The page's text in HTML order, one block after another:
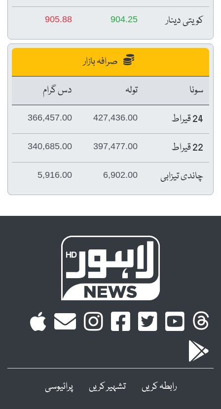
کویتی دینار 904.25
905.88
صرافہ بازار
سونا
تولہ
دس گرام
24 قیراط
427,436.00
366,457.00
22 قیراط 397,477.00
340,685.00
چاندی تیزابی 6,902.00
5,916.00
رابطہ کریں تشہیر کریں پرائیوسی